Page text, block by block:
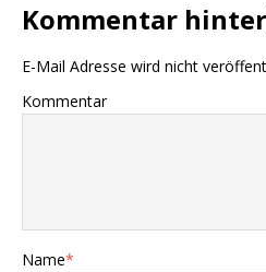
Kommentar
E-Mail Adresse wird nicht
Kommentar
Name*